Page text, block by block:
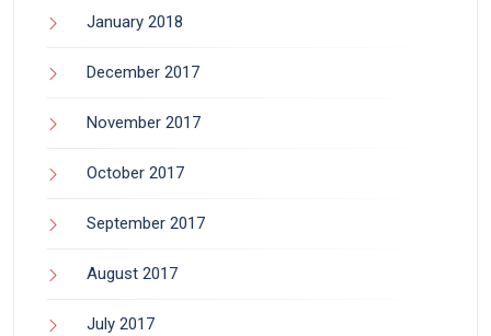
January 2018
December 2017
November 2017
October 2017
September 2017
August 2017
July 2017